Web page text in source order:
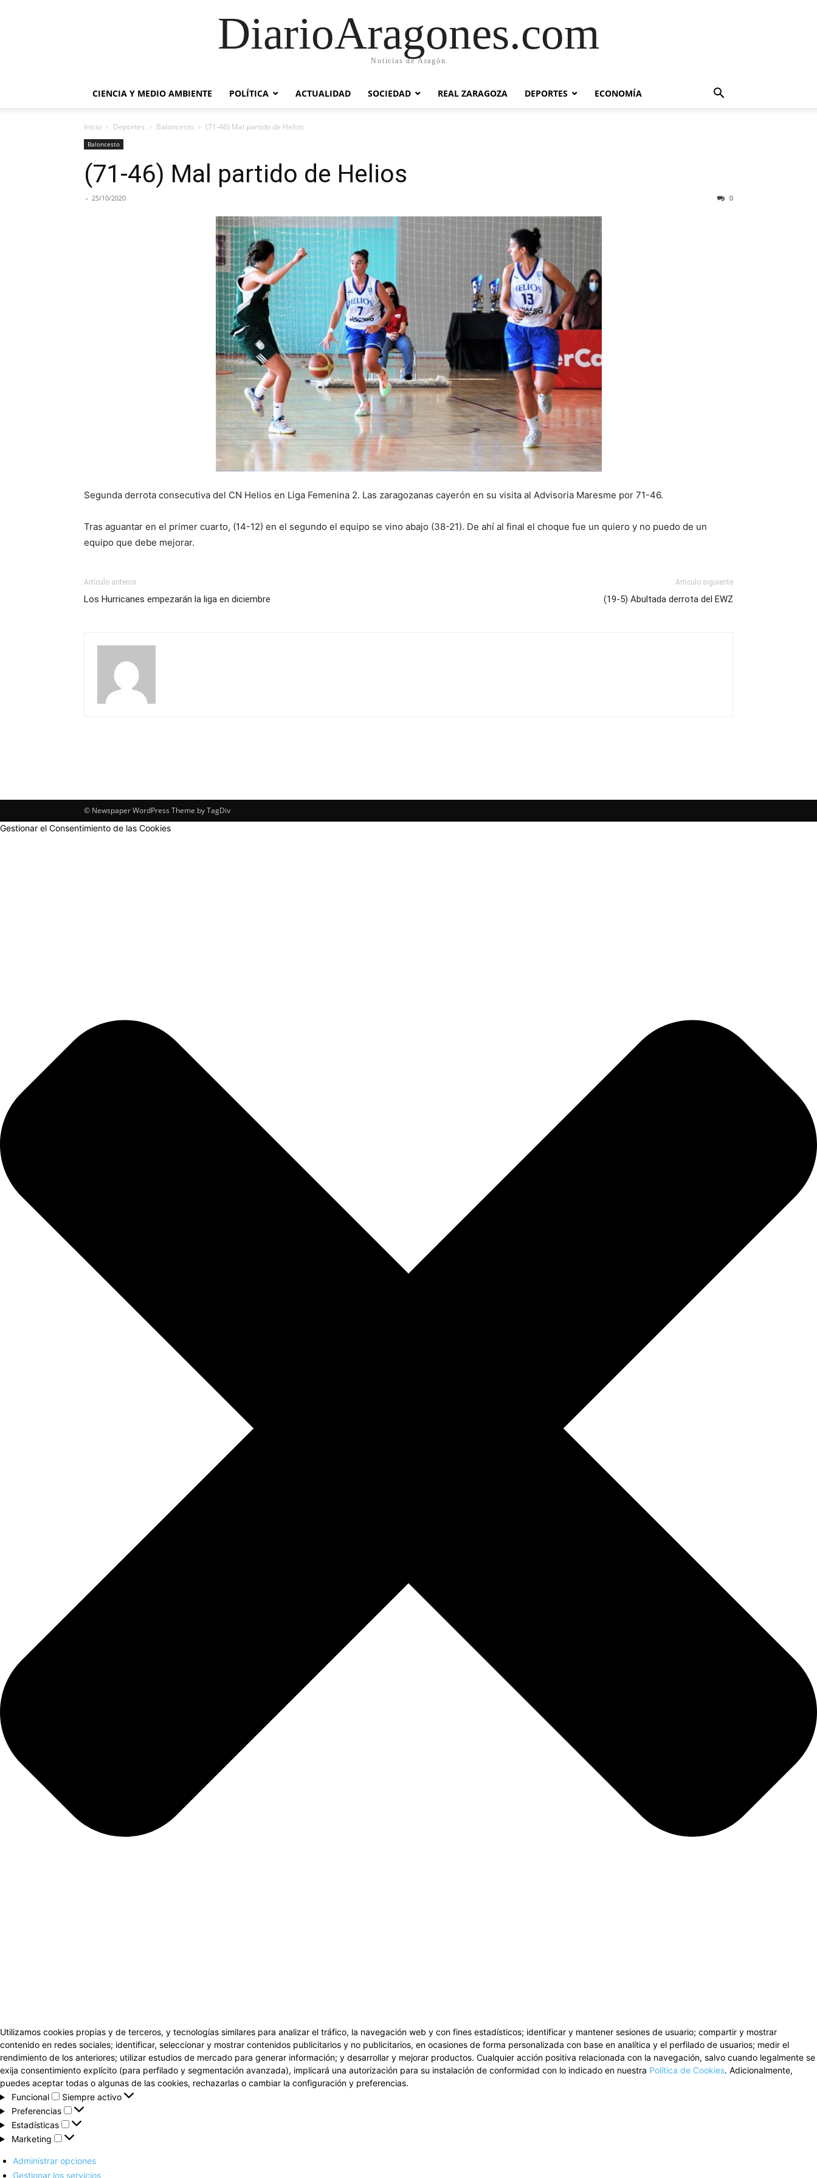
DiarioAragones.com
Noticias de Aragón
CIENCIA Y MEDIO AMBIENTE POLÍTICA ACTUALIDAD SOCIEDAD REAL ZARAGOZA DEPORTES ECONOMÍA
Inicio Deportes Baloncesto (71-46) Mal partido de Helios
Baloncesto
(71-46) Mal partido de Helios
- 25/10/2020 0
Segunda derrota consecutiva del CN Helios en Liga Femenina 2. Las zaragozanas cayerón en su visita al Advisoria Maresme por 71-46.
Tras aguantar en el primer cuarto, (14-12) en el segundo el equipo se vino abajo (38-21). De ahí al final el choque fue un quiero y no puedo de un
equipo que debe mejorar.
Artículo anterior
Los Hurricanes empezarán la liga en diciembre
Artículo siguiente
(19-5) Abultada derrota del EWZ
© Newspaper WordPress Theme by TagDiv
Gestionar el Consentimiento de las Cookies
Utilizamos cookies propias y de terceros, y tecnologías similares para analizar el tráfico, la navegación web y con fines estadísticos; identificar y mantener sesiones de usuario; compartir y mostrar
contenido en redes sociales; identificar, seleccionar y mostrar contenidos publicitarios y no publicitarios, en ocasiones de forma personalizada con base en analítica y el perfilado de usuarios; medir el
rendimiento de los anteriores; utilizar estudios de mercado para generar información; y desarrollar y mejorar productos. Cualquier acción positiva relacionada con la navegación, salvo cuando legalmente se
exija consentimiento explícito (para perfilado y segmentación avanzada), implicará una autorización para su instalación de conformidad con lo indicado en nuestra Política de Cookies. Adicionalmente,
puedes aceptar todas o algunas de las cookies, rechazarlas o cambiar la configuración y preferencias.
Funcional
Funcional
Siempre activo
Preferencias
Preferencias
Estadísticas
Estadísticas
Marketing
Marketing
Administrar opciones
Gestionar los servicios